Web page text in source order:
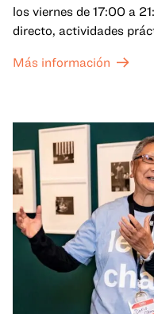
los viernes de 17:00 a
directo, actividades
exposiciones especiales,
Más información